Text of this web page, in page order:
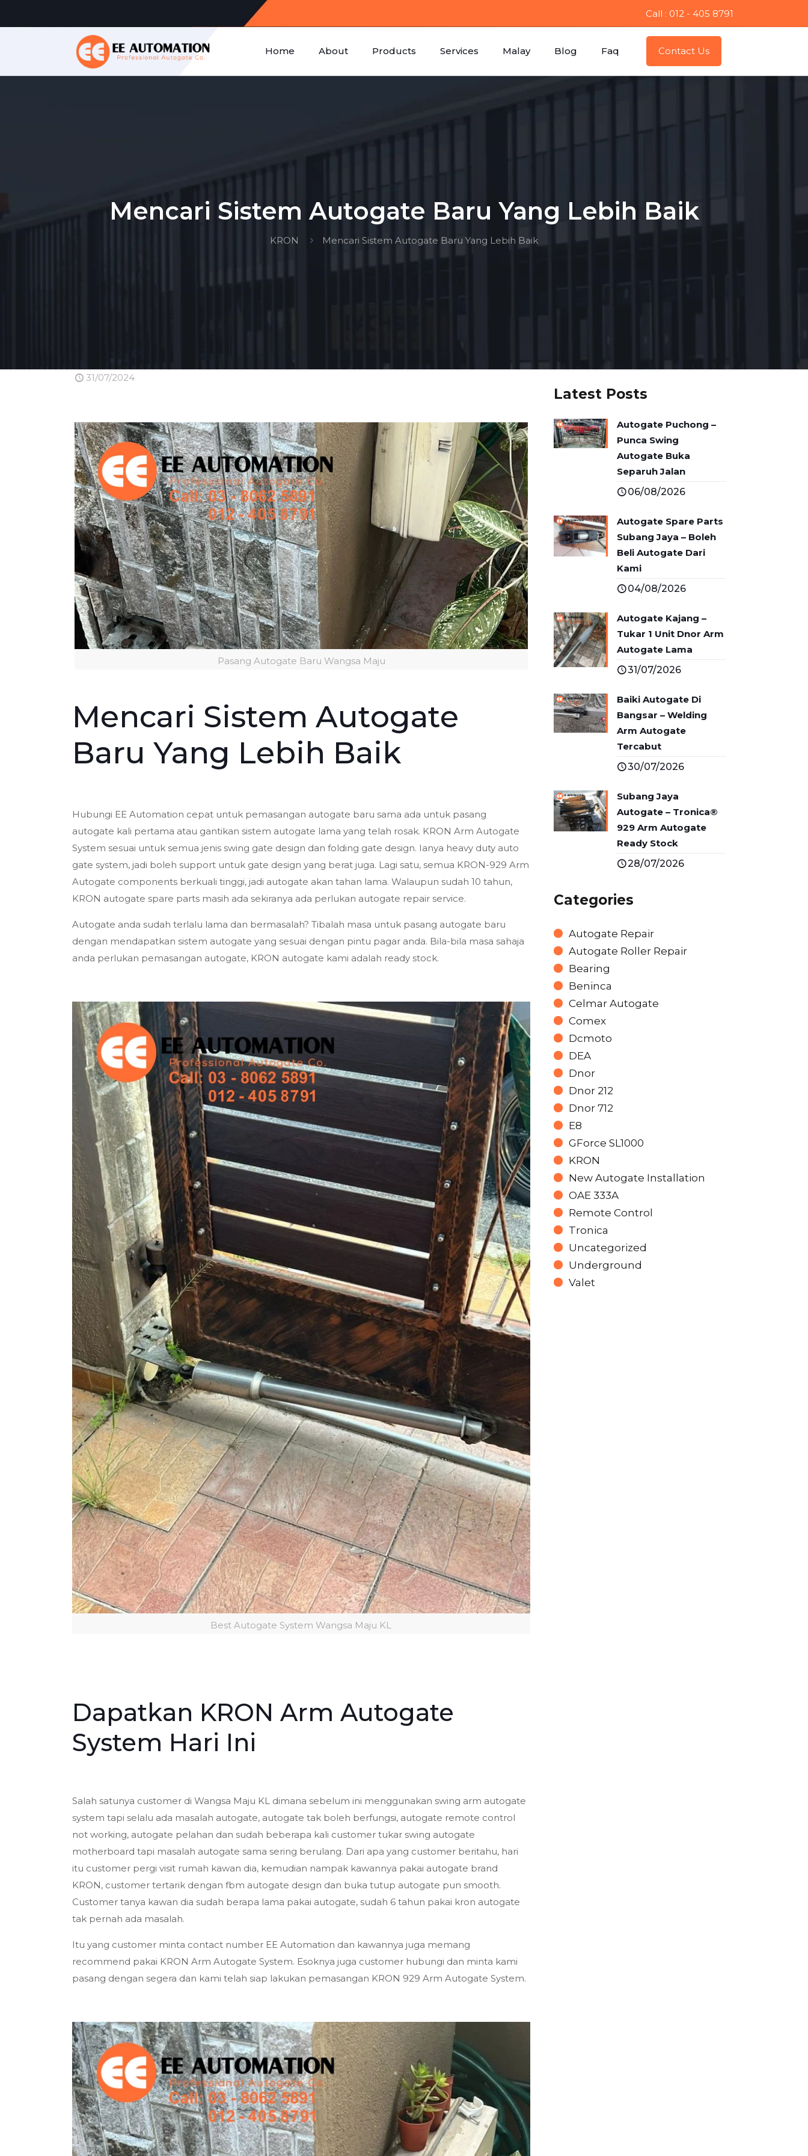
Call : 012 - 405 8791
Home About Products Services Malay Blog Faq Contact Us
Mencari Sistem Autogate Baru Yang Lebih Baik
KRON Mencari Sistem Autogate Baru Yang Lebih Baik
31/07/2024
Pasang Autogate Baru Wangsa Maju
Mencari Sistem Autogate
Baru Yang Lebih Baik
Hubungi EE Automation cepat untuk pemasangan autogate baru sama ada untuk pasang
autogate kali pertama atau gantikan sistem autogate lama yang telah rosak. KRON Arm Autogate
System sesuai untuk semua jenis swing gate design dan folding gate design. Ianya heavy duty auto
gate system, jadi boleh support untuk gate design yang berat juga. Lagi satu, semua KRON-929 Arm
Autogate components berkuali tinggi, jadi autogate akan tahan lama. Walaupun sudah 10 tahun,
KRON autogate spare parts masih ada sekiranya ada perlukan autogate repair service.
Autogate anda sudah terlalu lama dan bermasalah? Tibalah masa untuk pasang autogate baru
dengan mendapatkan sistem autogate yang sesuai dengan pintu pagar anda. Bila-bila masa sahaja
anda perlukan pemasangan autogate, KRON autogate kami adalah ready stock.
Best Autogate System Wangsa Maju KL
Dapatkan KRON Arm Autogate
System Hari Ini
Salah satunya customer di Wangsa Maju KL dimana sebelum ini menggunakan swing arm autogate
system tapi selalu ada masalah autogate, autogate tak boleh berfungsi, autogate remote control
not working, autogate pelahan dan sudah beberapa kali customer tukar swing autogate
motherboard tapi masalah autogate sama sering berulang. Dari apa yang customer beritahu, hari
itu customer pergi visit rumah kawan dia, kemudian nampak kawannya pakai autogate brand
KRON, customer tertarik dengan fbm autogate design dan buka tutup autogate pun smooth.
Customer tanya kawan dia sudah berapa lama pakai autogate, sudah 6 tahun pakai kron autogate
tak pernah ada masalah.
Itu yang customer minta contact number EE Automation dan kawannya juga memang
recommend pakai KRON Arm Autogate System. Esoknya juga customer hubungi dan minta kami
pasang dengan segera dan kami telah siap lakukan pemasangan KRON 929 Arm Autogate System.
Latest Posts
Autogate Puchong –
Punca Swing
Autogate Buka
Separuh Jalan
06/08/2026
Autogate Spare Parts
Subang Jaya – Boleh
Beli Autogate Dari
Kami
04/08/2026
Autogate Kajang –
Tukar 1 Unit Dnor Arm
Autogate Lama
31/07/2026
Baiki Autogate Di
Bangsar – Welding
Arm Autogate
Tercabut
30/07/2026
Subang Jaya
Autogate – Tronica®
929 Arm Autogate
Ready Stock
28/07/2026
Categories
Autogate Repair
Autogate Roller Repair
Bearing
Beninca
Celmar Autogate
Comex
Dcmoto
DEA
Dnor
Dnor 212
Dnor 712
E8
GForce SL1000
KRON
New Autogate Installation
OAE 333A
Remote Control
Tronica
Uncategorized
Underground
Valet